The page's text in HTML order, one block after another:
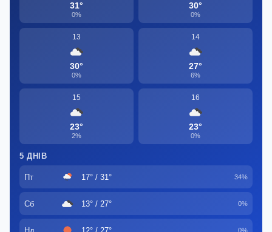
31°
0%
30°
0%
13
30°
0%
14
27°
6%
15
23°
2%
16
23°
0%
5 ДНІВ
Пт 17° / 31° 34%
Сб 13° / 27° 0%
0%